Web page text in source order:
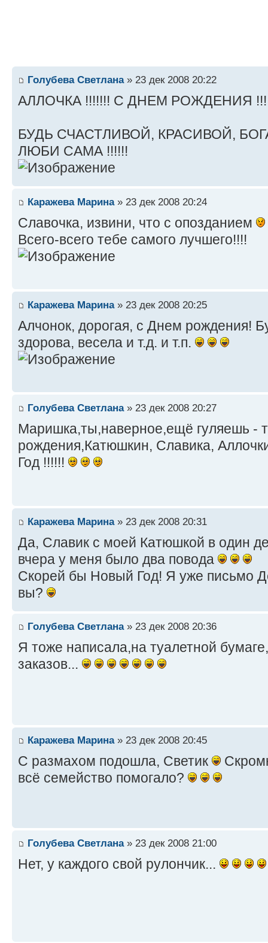
Голубева Светлана» 23 дек 2008 20:22
АЛЛОЧКА !!!!!!! С ДНЕМ РОЖДЕНИЯ
БУДЬ СЧАСТЛИВОЙ, КРАСИВОЙ,
ЛЮБИ САМА !!!!!!
Каражева Марина» 23 дек 2008 20:24
Славочка, извини, что с опозданием
Всего-всего тебе самого лучшего!!!!
Каражева Марина» 23 дек 2008 20:25
Алчонок, дорогая, с Днем рождения!
здорова, весела и т.д. и т.п.
Голубева Светлана» 23 дек 2008 20:27
Маришка,ты,наверное,ещё гуляешь -
рождения,Катюшкин, Славика,
Год !!!!!!
Каражева Марина» 23 дек 2008 20:31
Да, Славик с моей Катюшкой в один
вчера у меня было два повода
Скорей бы Новый Год! Я уже письмо
вы?
Голубева Светлана» 23 дек 2008 20:36
Я тоже написала,на туалетной
заказов...
Каражева Марина» 23 дек 2008 20:45
С размахом подошла, Светик
всё семейство помогало?
Голубева Светлана» 23 дек 2008 21:00
Нет, у каждого свой рулончик...